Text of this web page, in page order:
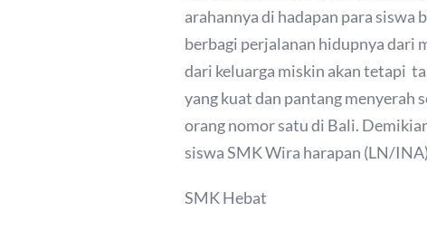
arahannya di hadapan para siswa
berbagi perjalanan hidupnya dari
dari keluarga miskin akan tetapi
yang kuat dan pantang menyerah
orang nomor satu di Bali.
siswa SMK Wira harapan (LN/INA)
SMK Hebat